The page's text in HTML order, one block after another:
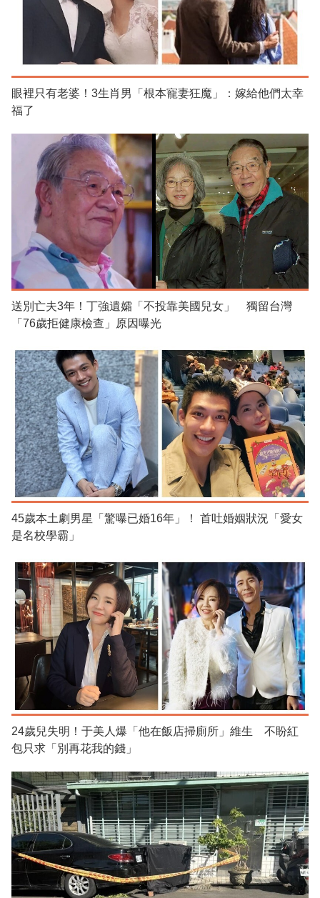
眼裡只有老婆！3生肖男「根本寵妻狂魔」：嫁給他們太幸
福了
送別亡夫3年！丁強遺孀「不投靠美國兒女」 獨留台灣
「76歲拒健康檢查」原因曝光
45歲本土劇男星「驚曝已婚16年」！ 首吐婚姻狀況「愛女
是名校學霸」
24歲兒失明！于美人爆「他在飯店掃廁所」維生 不盼紅
包只求「別再花我的錢」